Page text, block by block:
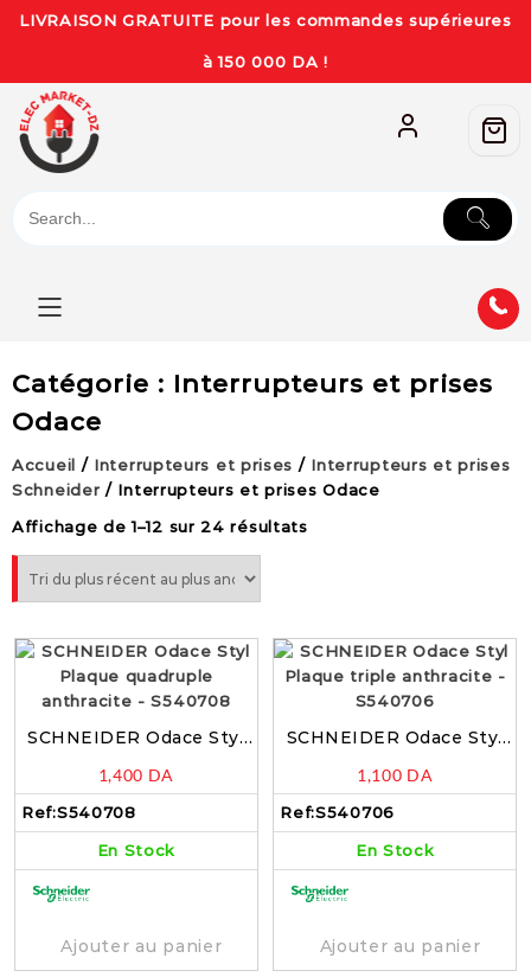
LIVRAISON GRATUITE pour les commandes supérieures
à 150 000 DA !
Catégorie : Interrupteurs et prises
Odace
Accueil / Interrupteurs et prises / Interrupteurs et prises
Schneider / Interrupteurs et prises Odace
Affichage de 1–12 sur 24 résultats
SCHNEIDER Odace Styl
anthracite – S540708
1,400 DA
Ref:S540708
En Stock
Ajouter au panier
SCHNEIDER Odace Styl
S540706
1,100 DA
Ref:S540706
En Stock
Ajouter au panier